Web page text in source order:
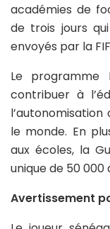
académies de
de trois jours
envoyés par la
Le programme
contribuer à
le monde. En
aux écoles, la
unique de 50 000
Avertissement